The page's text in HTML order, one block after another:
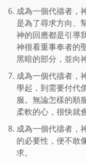
成為一個代禱者，
是為了尋求方向、
神的回應都是引導
神很看重事奉者的
黑暗的部分，並向
成為一個代禱者，
學起，到需要付代
服。無論怎樣的順
柔軟的心，很快就
成為一個代禱者，
的必要性，便不敢
求。